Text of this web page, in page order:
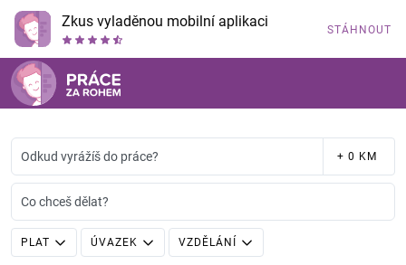
Zkus vyladěnou mobilní aplikaci STÁHNOUT
Odkud vyrážíš do práce? + 0 KM
Co chceš dělat?
PLAT ÚVAZEK VZDĚLÁNÍ